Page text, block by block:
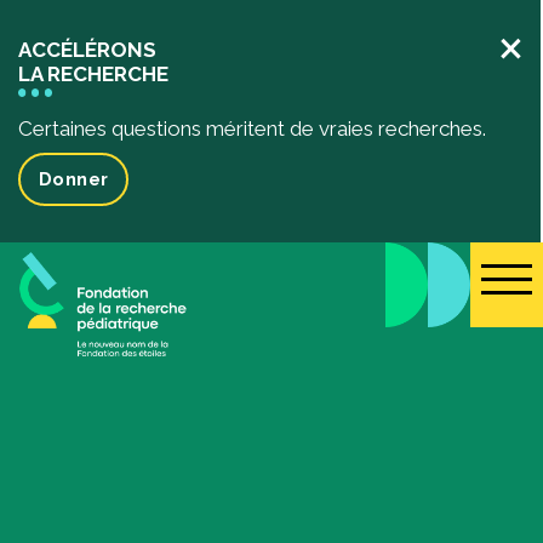
ACCÉLÉRONS
LA RECHERCHE
Certaines questions méritent de vraies recherches.
Donner
×
La recherche pédiatrique
Votre impact
L’impact de vos dons